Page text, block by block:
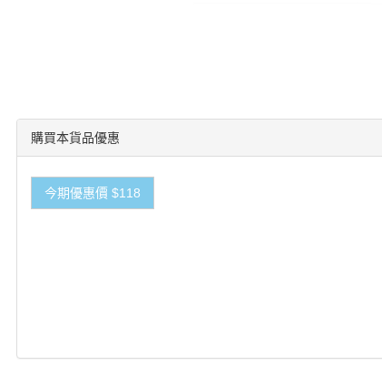
購買本貨品優惠
今期優惠價 $118